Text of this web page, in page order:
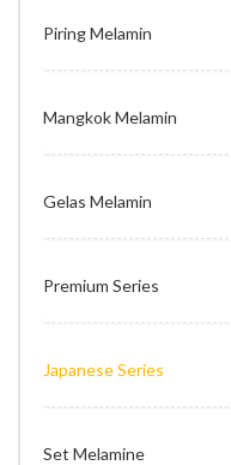
Piring Melamin
Mangkok Melamin
Gelas Melamin
Premium Series
Japanese Series
Set Melamine